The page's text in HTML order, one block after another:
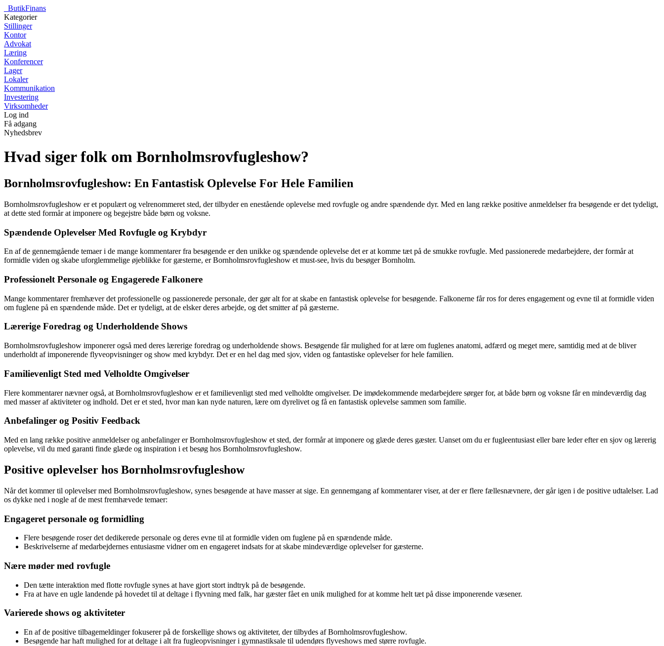
ButikFinans
Kategorier
Stillinger
Kontor
Advokat
Læring
Konferencer
Lager
Lokaler
Kommunikation
Investering
Virksomheder
Log ind
Få adgang
Nyhedsbrev
Hvad siger folk om Bornholmsrovfugleshow?
Bornholmsrovfugleshow: En Fantastisk Oplevelse For Hele Familien
Bornholmsrovfugleshow er et populært og velrenommeret sted, der tilbyder en enestående oplevelse med rovfugle og andre spændende dyr. Med en lang række positive anmeldelser fra besøgende er det tydeligt,
at dette sted formår at imponere og begejstre både børn og voksne.
Spændende Oplevelser Med Rovfugle og Krybdyr
En af de gennemgående temaer i de mange kommentarer fra besøgende er den unikke og spændende oplevelse det er at komme tæt på de smukke rovfugle. Med passionerede medarbejdere, der formår at
formidle viden og skabe uforglemmelige øjeblikke for gæsterne, er Bornholmsrovfugleshow et must-see, hvis du besøger Bornholm.
Professionelt Personale og Engagerede Falkonere
Mange kommentarer fremhæver det professionelle og passionerede personale, der gør alt for at skabe en fantastisk oplevelse for besøgende. Falkonerne får ros for deres engagement og evne til at formidle viden
om fuglene på en spændende måde. Det er tydeligt, at de elsker deres arbejde, og det smitter af på gæsterne.
Lærerige Foredrag og Underholdende Shows
Bornholmsrovfugleshow imponerer også med deres lærerige foredrag og underholdende shows. Besøgende får mulighed for at lære om fuglenes anatomi, adfærd og meget mere, samtidig med at de bliver
underholdt af imponerende flyveopvisninger og show med krybdyr. Det er en hel dag med sjov, viden og fantastiske oplevelser for hele familien.
Familievenligt Sted med Velholdte Omgivelser
Flere kommentarer nævner også, at Bornholmsrovfugleshow er et familievenligt sted med velholdte omgivelser. De imødekommende medarbejdere sørger for, at både børn og voksne får en mindeværdig dag
med masser af aktiviteter og indhold. Det er et sted, hvor man kan nyde naturen, lære om dyrelivet og få en fantastisk oplevelse sammen som familie.
Anbefalinger og Positiv Feedback
Med en lang række positive anmeldelser og anbefalinger er Bornholmsrovfugleshow et sted, der formår at imponere og glæde deres gæster. Uanset om du er fugleentusiast eller bare leder efter en sjov og lærerig
oplevelse, vil du med garanti finde glæde og inspiration i et besøg hos Bornholmsrovfugleshow.
Positive oplevelser hos Bornholmsrovfugleshow
Når det kommer til oplevelser med Bornholmsrovfugleshow, synes besøgende at have masser at sige. En gennemgang af kommentarer viser, at der er flere fællesnævnere, der går igen i de positive udtalelser. Lad
os dykke ned i nogle af de mest fremhævede temaer:
Engageret personale og formidling
Flere besøgende roser det dedikerede personale og deres evne til at formidle viden om fuglene på en spændende måde.
Beskrivelserne af medarbejdernes entusiasme vidner om en engageret indsats for at skabe mindeværdige oplevelser for gæsterne.
Nære møder med rovfugle
Den tætte interaktion med flotte rovfugle synes at have gjort stort indtryk på de besøgende.
Fra at have en ugle landende på hovedet til at deltage i flyvning med falk, har gæster fået en unik mulighed for at komme helt tæt på disse imponerende væsener.
Varierede shows og aktiviteter
En af de positive tilbagemeldinger fokuserer på de forskellige shows og aktiviteter, der tilbydes af Bornholmsrovfugleshow.
Besøgende har haft mulighed for at deltage i alt fra fugleopvisninger i gymnastiksale til udendørs flyveshows med større rovfugle.